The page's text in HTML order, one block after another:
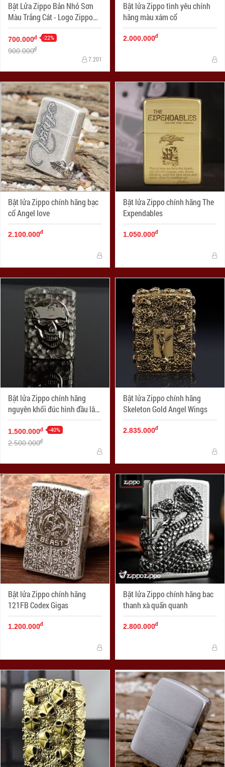
Bật Lửa Zippo Bản Nhỏ Sơn
Màu Trắng Cát - Logo Zippo
SKU 1627ZL- Zippo Slim®
Green Matte Zippo Logo
700.000đ -22%
900.000đ
7.201
Bật lửa Zippo tình yêu chính
hãng màu xám cổ
2.000.000đ
Bật lửa Zippo chính hãng bạc
cổ Angel love
2.100.000đ
Bật lửa Zippo chính hãng The
Expendables
1.050.000đ
Bật lửa Zippo chính hãng
nguyên khối đúc hình đầu lâu
mặt kia xương tréo
1.500.000đ -40%
2.500.000đ
Bật lửa Zippo chính hãng
Skeleton Gold Angel Wings
2.835.000đ
Bật lửa Zippo chính hãng
121FB Codex Gigas
1.200.000đ
Bật lửa Zippo chính hãng bac
thanh xà quấn quanh
2.800.000đ